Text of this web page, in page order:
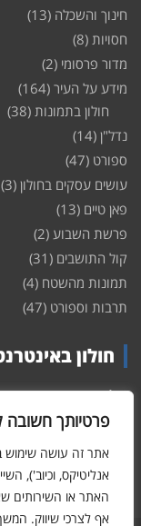
פרטיותך חשובה
אנליטיקס, וכיוב'),
האתר או השירותים
אף לצרכי שיווק.
חינוך והשכלה (13)
חסויות (8)
מדור פרסומי (2)
מידע על העיר (164)
חולון בתמונות (38)
נדל"ן (14)
ספורט (47)
עושים עסקים בחולון (3)
פאן טיים (13)
פרשת השבוע (2)
קול התושבים (31)
תמונות מהשטח (4)
תרבות וספורט (47)
חולון
חולוןבאינטרנט – האתר
חולון. במה פתוחה
ופרוייקטים חדשים
הנעשה בעיר. אתם
ואף להגיב על